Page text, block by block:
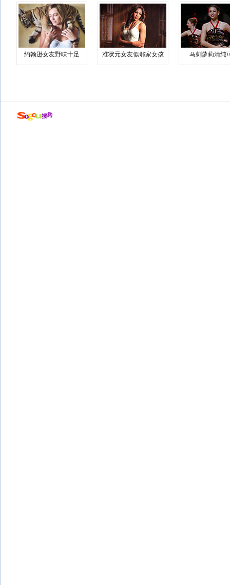
约翰逊女友野味十足 准状元女友似邻家女孩 马刺萝莉清纯